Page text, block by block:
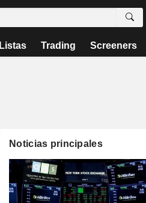
Listas Trading Screeners
Noticias principales